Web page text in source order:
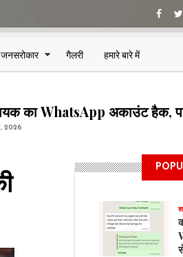
जनसरोकार गैलरी हमारे बारे में
में 4 निरीक्षकों का तबादला,
2026